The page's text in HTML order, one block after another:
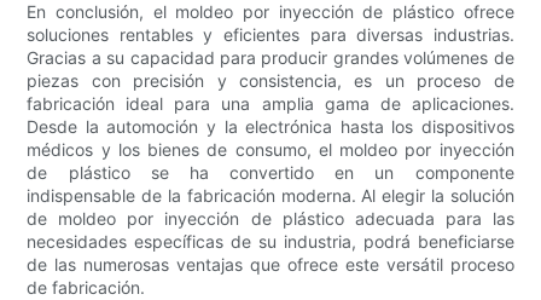
En conclusión, el moldeo por inyección de plástico ofrece
soluciones rentables y eficientes para diversas industrias.
Gracias a su capacidad para producir grandes volúmenes de
piezas con precisión y consistencia, es un proceso de
fabricación ideal para una amplia gama de aplicaciones.
Desde la automoción y la electrónica hasta los dispositivos
médicos y los bienes de consumo, el moldeo por inyección
de plástico se ha convertido en un componente
indispensable de la fabricación moderna. Al elegir la solución
de moldeo por inyección de plástico adecuada para las
necesidades específicas de su industria, podrá beneficiarse
de las numerosas ventajas que ofrece este versátil proceso
de fabricación.